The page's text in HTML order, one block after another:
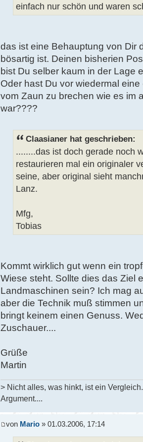
einfach nur schön und waren
das ist eine Behauptung von Dir
bösartig ist. Deinen bisherien
bist Du selber kaum in der Lage
Oder hast Du vor wiedermal
vom Zaun zu brechen wie es im
war????
Claasianer hat geschrieben:
........das ist doch gerade noch
restaurieren mal ein originaler
seine, aber original sieht
Lanz.
Mfg,
Tobias
Kommt wirklich gut wenn ein
Wiese steht. Sollte dies das Ziel
Landmaschinen sein? Ich mag
aber die Technik muß stimmen
bringt keinem einen Genuss.
Zuschauer....
Grüße
Martin
> Nicht alles, was hinkt, ist ein
Argument....
von Mario » 01.03.2006, 17:14